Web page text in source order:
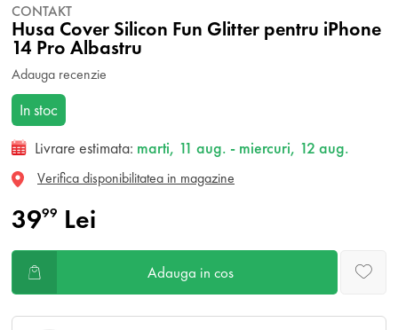
CONTAKT
Husa Cover Silicon Fun Glitter pentru iPhone
14 Pro Albastru
Adauga recenzie
In stoc
Livrare estimata: marti, 11 aug. - miercuri, 12 aug.
Verifica disponibilitatea in magazine
3999 Lei
Adauga in cos